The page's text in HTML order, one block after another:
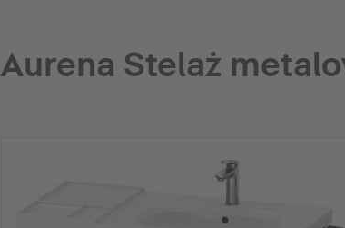
Aurena Stelaż